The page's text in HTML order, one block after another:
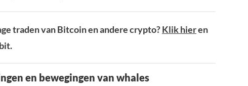
traden van Bitcoin en andere crypto?Klik hieren
en bewegingen van whales